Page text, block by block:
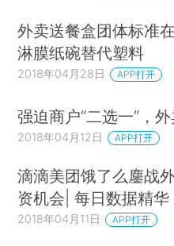
外卖送餐盒团体标准
淋膜纸碗替代塑料
2018年04月28日 APP打开
强迫商户“二选一”，
2018年04月12日 APP打开
滴滴美团饿了么鏖战
资机会| 每日数据精华
2018年04月11日 APP打开